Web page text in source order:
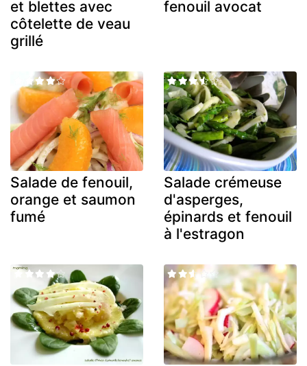
et blettes avec
côtelette de veau
grillé
fenouil avocat
Salade de fenouil,
orange et saumon
fumé
Salade crémeuse
d'asperges,
épinards et fenouil
à l'estragon